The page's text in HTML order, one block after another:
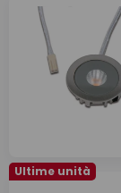
Ultime unità